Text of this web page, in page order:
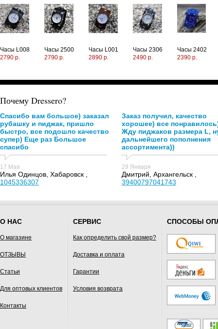
Часы L008
2790 р.
Часы 2500
2790 р.
Часы L001
2890 р.
Часы 2306
2490 р.
Часы 2402
2390 р.
Почему Dressero?
Спасибо вам большое) заказал
рубашку и пиджак, пришло
быстро, все подошло качество
супер) Еще раз Большое
спасибо
17 Мая
Илья Одинцов, Хабаровск ,
1045336307
Заказ получил, качество
хорошее) все
Жду пиджаков размера L,
дальнейшего пополнения
ассортимента))
29 Января
Дмитрий, Архангельск ,
39400797041743
О НАС
О магазине
ОТЗЫВЫ
Статьи
Для оптовых клиентов
Контакты
СЕРВИС
Как определить свой размер?
Доставка и оплата
Гарантии
Условия возврата
СПОСОБЫ